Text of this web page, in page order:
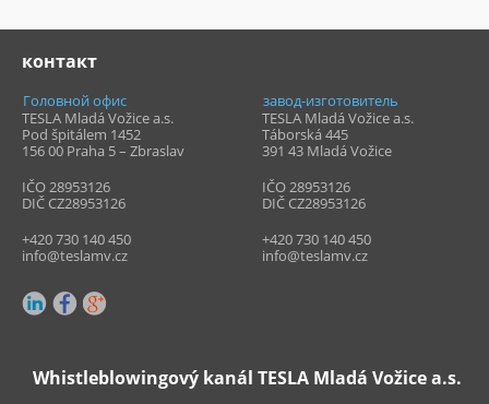
контакт
Головной офис
завод-изготовитель
TESLA Mladá Vožice a.s.
TESLA Mladá Vožice a.s.
Pod špitálem 1452
Táborská 445
156 00 Praha 5 – Zbraslav
391 43 Mladá Vožice
IČO 28953126
IČO 28953126
DIČ CZ28953126
DIČ CZ28953126
+420 730 140 450
+420 730 140 450
info@teslamv.cz
info@teslamv.cz
Whistleblowingový kanál TESLA Mladá Vožice a.s.